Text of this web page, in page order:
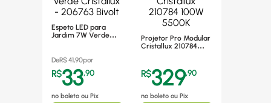
Espeto LED para
Jardim 7W Verde
DeR$41,90por
R$33,90
no boleto ou Pix
Projetor Pro Modular
Cristallux 210784
R$329,90
no boleto ou Pix